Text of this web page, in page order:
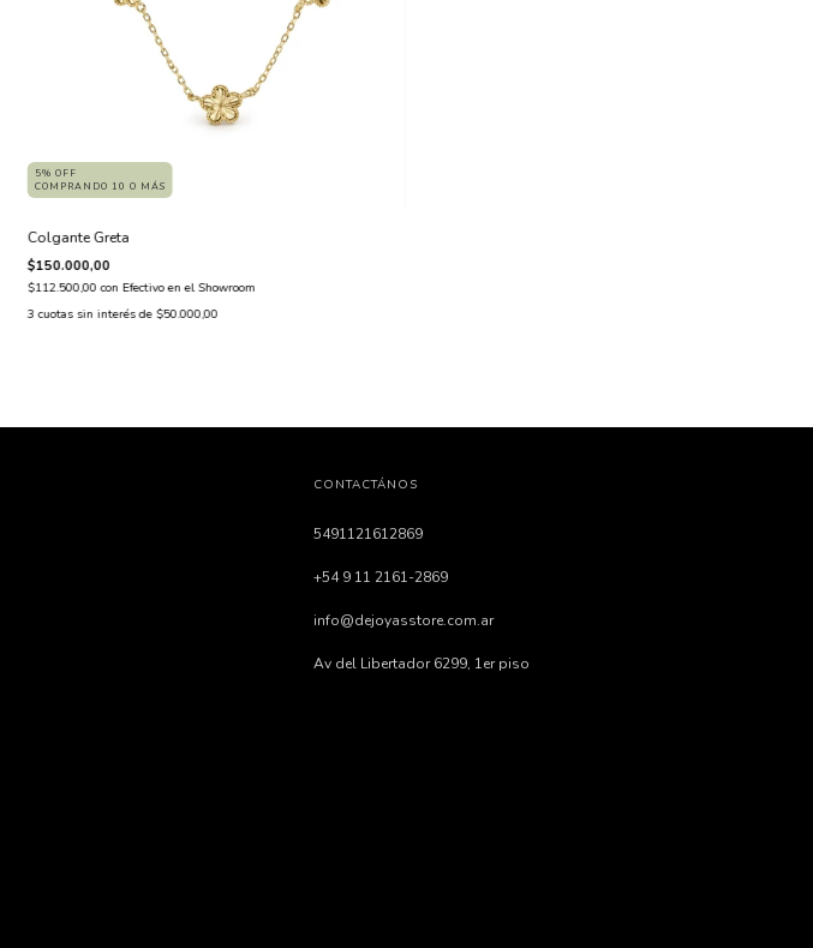
5% OFF
COMPRANDO 10 O MÁS
Colgante Greta
$150.000,00
$112.500,00con Efectivo en el Showroom
3 cuotas sin interés de $50.000,00
CONTACTÁNOS
5491121612869
+54 9 11 2161-2869
info@dejoyasstore.com.ar
Av del Libertador 6299, 1er piso